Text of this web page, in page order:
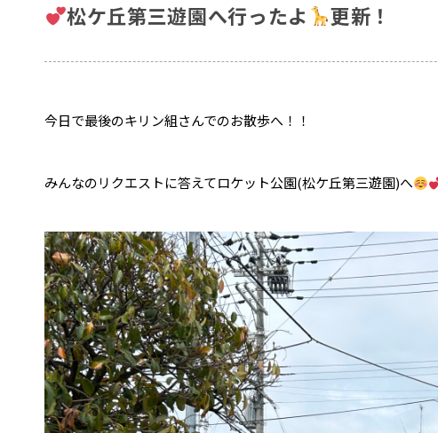
松ケ丘第三遊園へ行ったよ 更新！
今日で最後のキリン組さんでのお散歩へ！！
みんなのリクエストに答えてロケット公園(松ケ丘第三遊園)へ